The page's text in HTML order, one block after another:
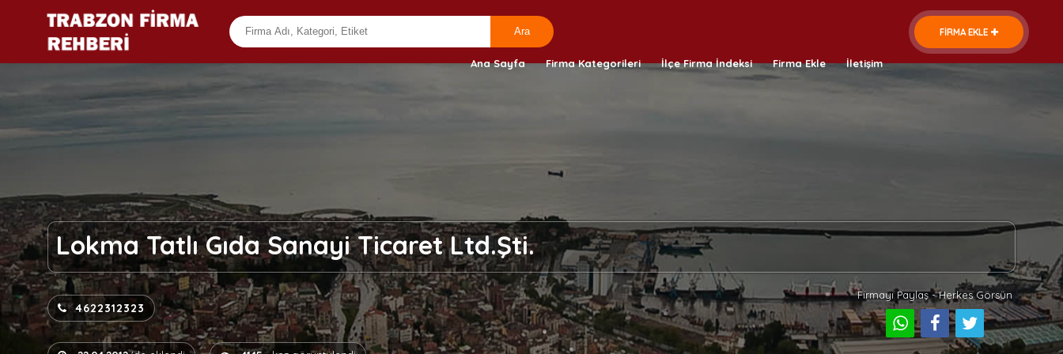
FİRMA EKLE
Ana Sayfa Firma Kategorileri İlçe Firma İndeksi Firma Ekle İletişim
Lokma Tatlı Gıda Sanayi Ticaret Ltd.Şti.
4622312323
Firmayı Paylaş - Herkes Görsün